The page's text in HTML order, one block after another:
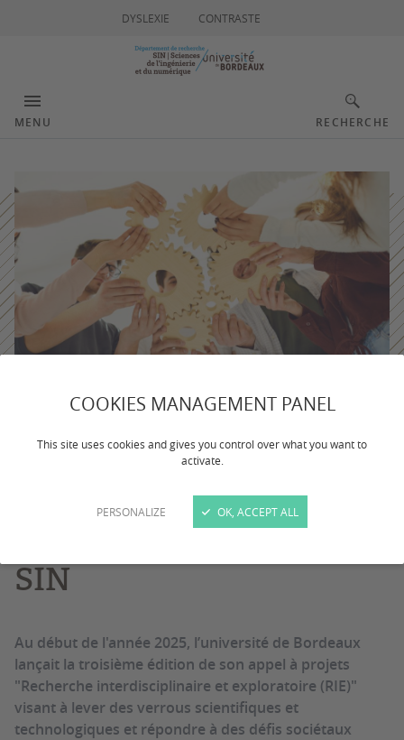
COOKIES MANAGEMENT PANEL
This site uses cookies and gives you control over what you want to
activate.
PERSONALIZE OK, ACCEPT ALL
DYSLEXIE CONTRASTE
MENU RECHERCHE
Résultats de l'AAP RIE
2025 : 7 projets co-
portés au département
SIN
Au début de l'année 2025, l’université de Bordeaux
lançait la troisième édition de son appel à projets
"Recherche interdisciplinaire et exploratoire (RIE)"
visant à lever des verrous scientifiques et
technologiques et répondre à des défis sociétaux